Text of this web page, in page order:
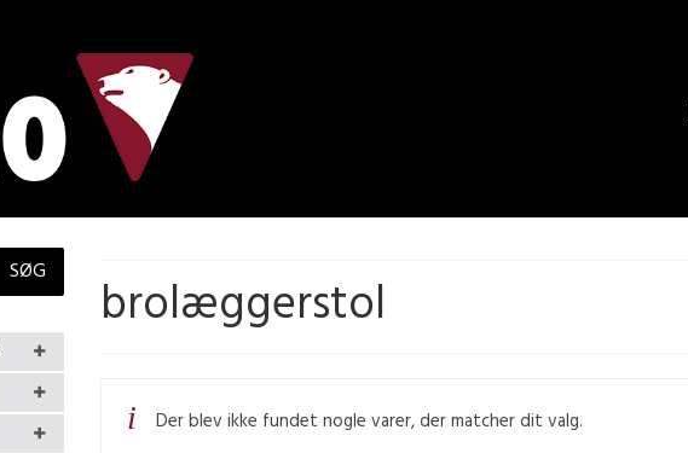
brolæggerstol
Der blev ikke fundet nogle varer, der matcher dit valg.
SØG